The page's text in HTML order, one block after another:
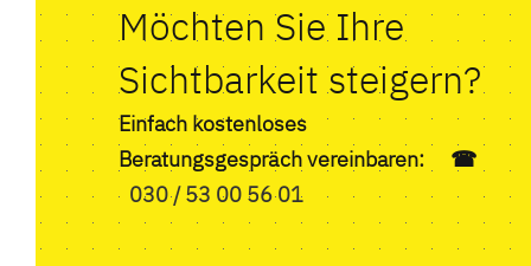
Möchten Sie Ihre
Sichtbarkeit steigern?
Einfach kostenloses
Beratungsgespräch vereinbaren: ☎
030 / 53 00 56 01